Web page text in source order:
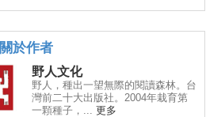
關於作者
野人文化
野人，種出一望無際的閱讀森林。台
灣前二十大出版社。2004年栽育第
一顆種子，... 更多